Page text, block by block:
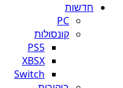
חדשות
PC
קונסולות
PS5
XBSX
Switch